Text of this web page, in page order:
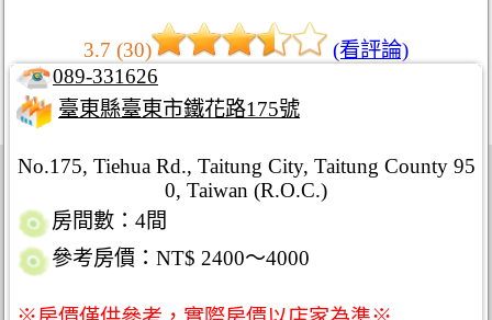
3.7 (30)
(看評論)
089-331626
臺東縣臺東市鐵花路175號
No.175, Tiehua Rd., Taitung City, Taitung County 95
0, Taiwan (R.O.C.)
房間數：4間
參考房價：NT$ 2400～4000